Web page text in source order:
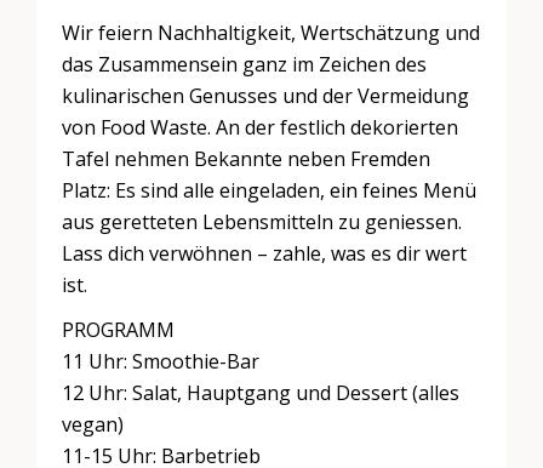
Wir feiern Nachhaltigkeit, Wertschätzung und
das Zusammensein ganz im Zeichen des
kulinarischen Genusses und der Vermeidung
von Food Waste. An der festlich dekorierten
Tafel nehmen Bekannte neben Fremden
Platz: Es sind alle eingeladen, ein feines Menü
aus geretteten Lebensmitteln zu geniessen.
Lass dich verwöhnen – zahle, was es dir wert
ist.
PROGRAMM
11 Uhr: Smoothie-Bar
12 Uhr: Salat, Hauptgang und Dessert (alles
vegan)
11-15 Uhr: Barbetrieb